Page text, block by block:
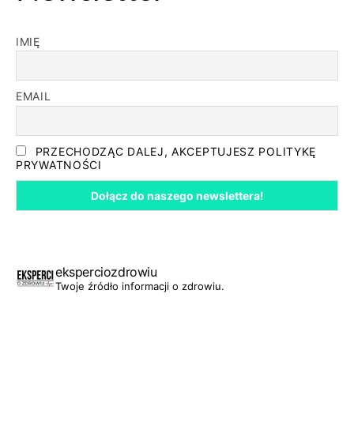
IMIĘ
EMAIL
PRZECHODZĄC DALEJ, AKCEPTUJESZ POLITYKĘ
PRYWATNOŚCI
eksperciozdrowiu
Twoje źródło informacji o zdrowiu.